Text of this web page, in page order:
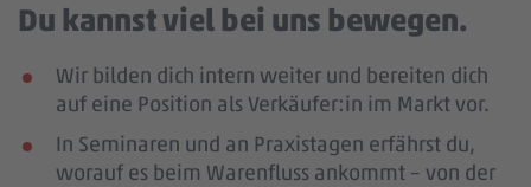
Du kannst viel bei uns bewegen.
Wir bilden dich intern weiter und bereiten dich
auf eine Position als Verkäufer:in im Markt vor.
In Seminaren und an Praxistagen erfährst du,
worauf es beim Warenfluss ankommt – von der